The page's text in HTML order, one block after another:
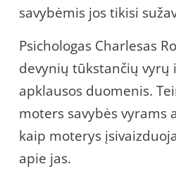
savybėmis jos tikisi
Psichologas Charlesas
devynių tūkstančių vyrų
apklausos duomenis.
moters savybės vyrams
kaip moterys
apie jas.